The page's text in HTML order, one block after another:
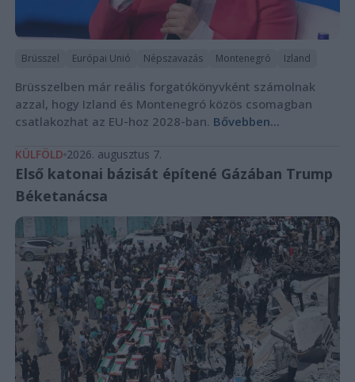
Brüsszel Európai Unió Népszavazás Montenegró Izland
Brüsszelben már reális forgatókönyvként számolnak
azzal, hogy Izland és Montenegró közös csomagban
csatlakozhat az EU-hoz 2028-ban. Bővebben...
KÜLFÖLD 2026. augusztus 7.
Első katonai bázisát építené Gázában Trump
Béketanácsa